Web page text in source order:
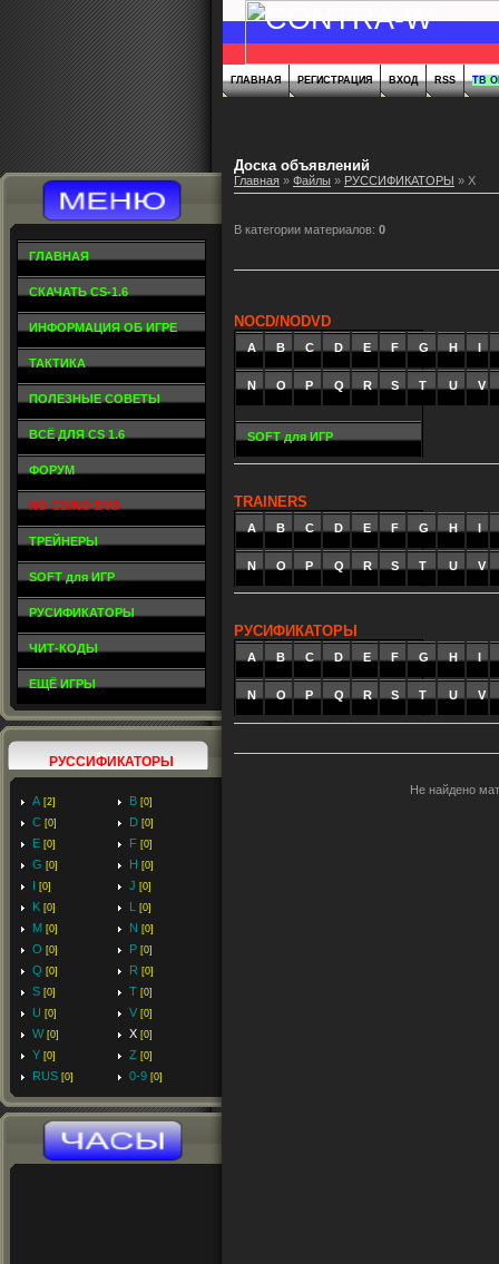
ГЛАВНАЯ
СКАЧАТЬ CS-1.6
ИНФОРМАЦИЯ ОБ ИГРЕ
ТАКТИКА
ПОЛЕЗНЫЕ СОВЕТЫ
ВСЁ ДЛЯ CS 1.6
ФОРУМ
NO CD/NO DVD
ТРЕЙНЕРЫ
SOFT для ИГР
РУСИФИКАТОРЫ
ЧИТ-КОДЫ
ЕЩЁ ИГРЫ
РУССИФИКАТОРЫ
A [2] B [0]
C [0] D [0]
E [0] F [0]
G [0] H [0]
I [0] J [0]
K [0] L [0]
M [0] N [0]
O [0] P [0]
Q [0] R [0]
S [0] T [0]
U [0] V [0]
W [0] X [0]
Y [0] Z [0]
RUS [0] 0-9 [0]
ГЛАВНАЯ РЕГИСТРАЦИЯ ВХОД RSS ТВ
Доска объявлений
Главная » Файлы » РУССИФИКАТОРЫ » X
В категории материалов: 0
NOCD/NODVD
A B C D E F G H I
N O P Q R S T U V
SOFT для ИГР
TRAINERS
A B C D E F G H I
N O P Q R S T U V
РУСИФИКАТОРЫ
A B C D E F G H
N O P Q R S T U V
Не найдено